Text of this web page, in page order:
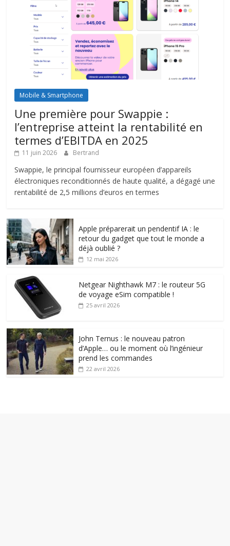
Mobile & Smartphone
Une première pour Swappie :
l’entreprise atteint la rentabilité en
termes d’EBITDA en 2025
11 juin 2026 Bertrand
Swappie, le principal fournisseur européen d’appareils
électroniques reconditionnés de haute qualité, a dégagé une
rentabilité de 2,5 millions d’euros en termes
Apple préparerait un pendentif IA : le
retour du gadget que tout le monde a
déjà oublié ?
12 mai 2026
Netgear Nighthawk M7 : le routeur 5G
de voyage eSim compatible !
25 avril 2026
John Ternus : le nouveau patron
d’Apple… ou le moment où l’ingénieur
prend les commandes
22 avril 2026